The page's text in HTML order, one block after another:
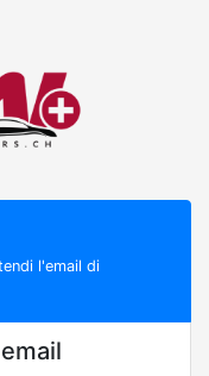
l'email di